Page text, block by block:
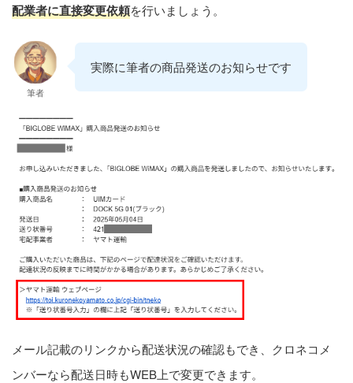
配業者に直接変更依頼を行いましょう。
筆者
実際に筆者の商品発送のお知らせです
メール記載のリンクから配送状況の確認もでき、クロネコメ
ンバーなら配送日時もWEB上で変更できます。